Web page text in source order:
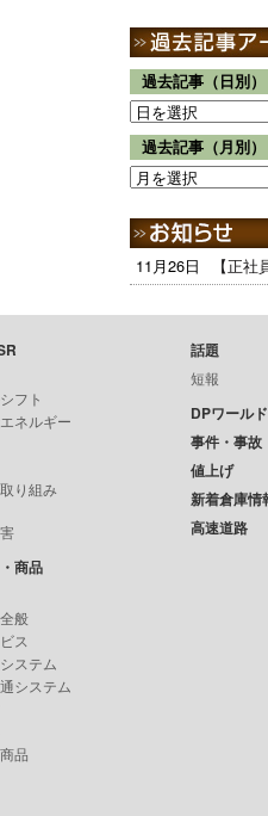
過去記事（日別）
過去記事（月別）
11月26日 【正
フト
ネルギー
り組み
商品
般
ス
ステム
システム
品
話題
短報
DPワールド
事件・事故
値上げ
新着倉庫情
高速道路